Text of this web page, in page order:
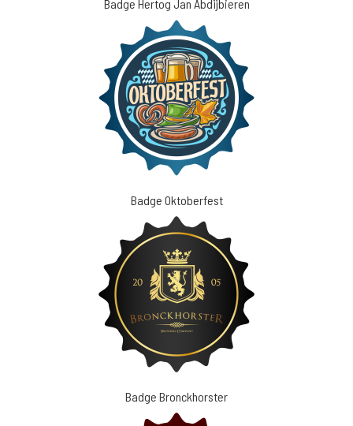
Badge Hertog Jan Abdijbieren
Badge Oktoberfest
Badge Bronckhorster